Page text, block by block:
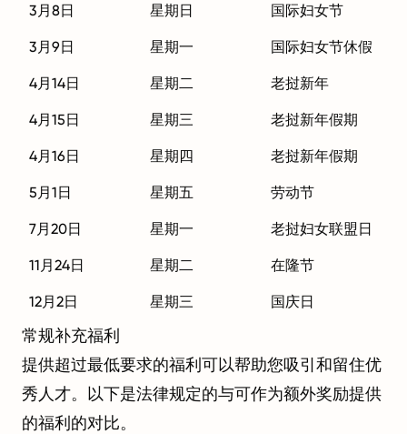
3月8日 星期日 国际妇女节
3月9日 星期一 国际妇女节休假
4月14日 星期二 老挝新年
4月15日 星期三 老挝新年假期
4月16日 星期四 老挝新年假期
5月1日 星期五 劳动节
7月20日 星期一 老挝妇女联盟日
11月24日 星期二 在隆节
12月2日 星期三 国庆日
常规补充福利
提供超过最低要求的福利可以帮助您吸引和留住优
秀人才。以下是法律规定的与可作为额外奖励提供
的福利的对比。